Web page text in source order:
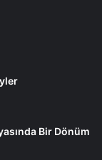
Bir Dönüm